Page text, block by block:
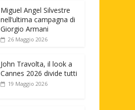
Miguel Angel Silvestre
nell’ultima campagna di
Giorgio Armani
26 Maggio 2026
John Travolta, il look a
Cannes 2026 divide tutti
19 Maggio 2026